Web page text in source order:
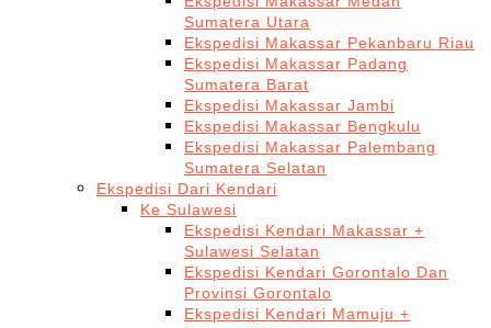
Sumatera Utara
Ekspedisi Makassar Pekanbaru Riau
Ekspedisi Makassar Padang
Sumatera Barat
Ekspedisi Makassar Jambi
Ekspedisi Makassar Bengkulu
Ekspedisi Makassar Palembang
Sumatera Selatan
Ekspedisi Dari Kendari
Ke Sulawesi
Ekspedisi Kendari Makassar +
Sulawesi Selatan
Ekspedisi Kendari Gorontalo Dan
Provinsi Gorontalo
Ekspedisi Kendari Mamuju +